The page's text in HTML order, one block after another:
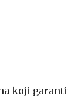
koji